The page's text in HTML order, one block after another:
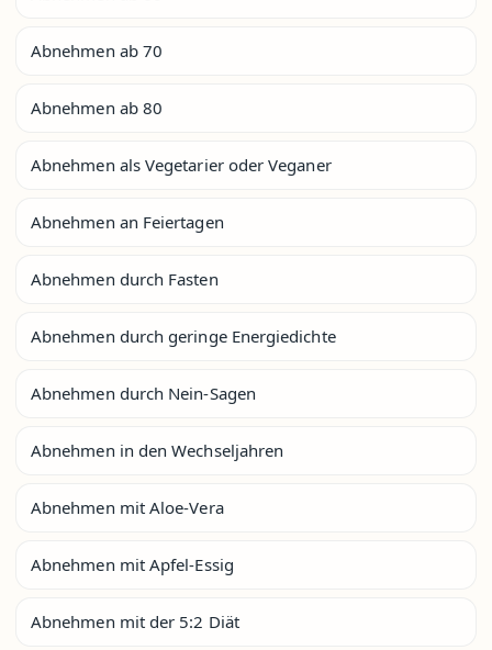
Abnehmen ab 70
Abnehmen ab 80
Abnehmen als Vegetarier oder Veganer
Abnehmen an Feiertagen
Abnehmen durch Fasten
Abnehmen durch geringe Energiedichte
Abnehmen durch Nein-Sagen
Abnehmen in den Wechseljahren
Abnehmen mit Aloe-Vera
Abnehmen mit Apfel-Essig
Abnehmen mit der 5:2 Diät